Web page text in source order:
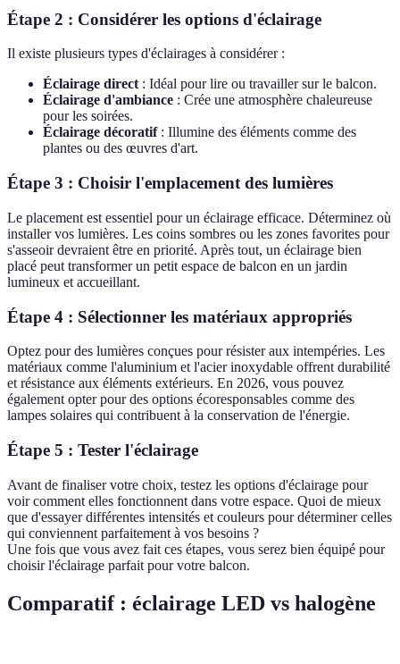
Étape 2 : Considérer les options d'éclairage
Il existe plusieurs types d'éclairages à considérer :
Éclairage direct : Idéal pour lire ou travailler sur le balcon.
Éclairage d'ambiance : Crée une atmosphère chaleureuse
pour les soirées.
Éclairage décoratif: Illumine des éléments comme des
plantes ou des œuvres d'art.
Étape 3 : Choisir l'emplacement des lumières
Le placement est essentiel pour un éclairage efficace. Déterminez où
installer vos lumières. Les coins sombres ou les zones favorites pour
s'asseoir devraient être en priorité. Après tout, un éclairage bien
placé peut transformer un petit espace de balcon en un jardin
lumineux et accueillant.
Étape 4 : Sélectionner les matériaux appropriés
Optez pour des lumières conçues pour résister aux intempéries. Les
matériaux comme l'aluminium et l'acier inoxydable offrent durabilité
et résistance aux éléments extérieurs. En 2026, vous pouvez
également opter pour des options écoresponsables comme des
lampes solaires qui contribuent à la conservation de l'énergie.
Étape 5 : Tester l'éclairage
Avant de finaliser votre choix, testez les options d'éclairage pour
voir comment elles fonctionnent dans votre espace. Quoi de mieux
que d'essayer différentes intensités et couleurs pour déterminer celles
qui conviennent parfaitement à vos besoins ?
Une fois que vous avez fait ces étapes, vous serez bien équipé pour
choisir l'éclairage parfait pour votre balcon.
Comparatif : éclairage LED vs halogène